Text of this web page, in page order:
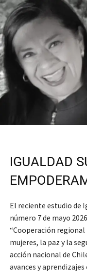
IGUALDAD
El reciente estudio de
número 7 de mayo
“Cooperación regional
mujeres, la paz y la
acción nacional de
avances y